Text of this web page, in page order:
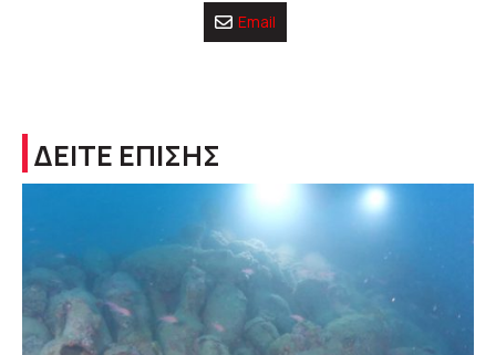
Email
ΔΕΙΤΕ ΕΠΙΣΗΣ